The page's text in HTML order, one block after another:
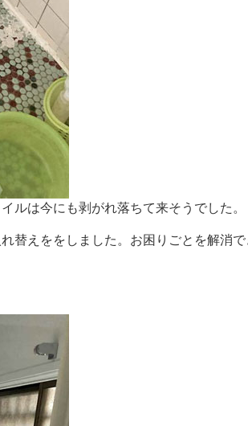
ルは今にも剥がれ落ちて来そうでした。
替えををしました。お困りごとを解消